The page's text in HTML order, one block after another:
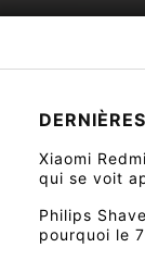
Xiaomi
qui se voit
Philips
pourquoi le